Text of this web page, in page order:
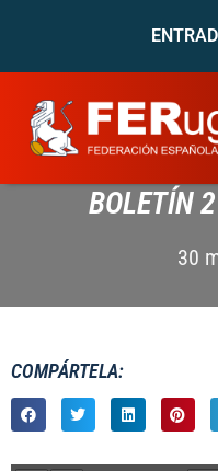
BOLETÍN
30
COMPÁRTELA: